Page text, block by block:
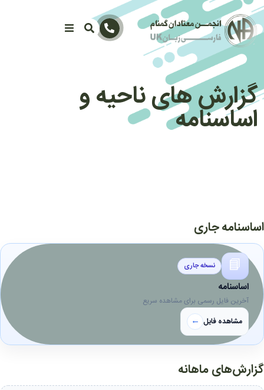
گزارش های ناحیه و
اساسنامه
اساسنامه جاری
📘 نسخه جاری
اساسنامه
آخرین فایل رسمی برای مشاهده سریع
مشاهده فایل ←
گزارش‌های ماهانه